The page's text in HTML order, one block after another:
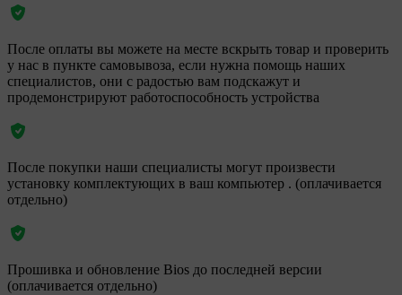
После оплаты вы можете на месте вскрыть товар и проверить
у нас в пункте самовывоза, если нужна помощь наших
специалистов, они с радостью вам подскажут и
продемонстрируют работоспособность устройства
После покупки наши специалисты могут произвести
установку комплектующих в ваш компьютер . (оплачивается
отдельно)
Прошивка и обновление Bios до последней версии
(оплачивается отдельно)